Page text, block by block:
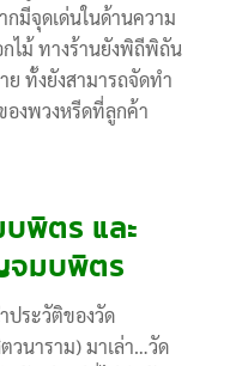
มีจุดเด่นในด้านความ
ไม้ ทางร้านยังพิถีพิถัน
ย ทั้งยังสามารถจัดทำ
องพวงหรีดที่ลูกค้า
พิตร และ
จมบพิตร
ระวัติของวัด
นาราม) มาเล่า…วัด